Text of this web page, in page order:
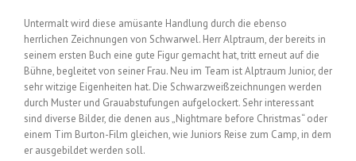
Untermalt wird diese amüsante Handlung durch die ebenso
herrlichen Zeichnungen von Schwarwel. Herr Alptraum, der bereits in
seinem ersten Buch eine gute Figur gemacht hat, tritt erneut auf die
Bühne, begleitet von seiner Frau. Neu im Team ist Alptraum Junior, der
sehr witzige Eigenheiten hat. Die Schwarzweißzeichnungen werden
durch Muster und Grauabstufungen aufgelockert. Sehr interessant
sind diverse Bilder, die denen aus „Nightmare before Christmas“ oder
einem Tim Burton-Film gleichen, wie Juniors Reise zum Camp, in dem
er ausgebildet werden soll.